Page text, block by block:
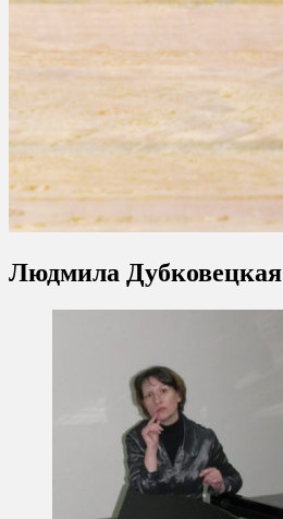
Людмила Дубковецкая